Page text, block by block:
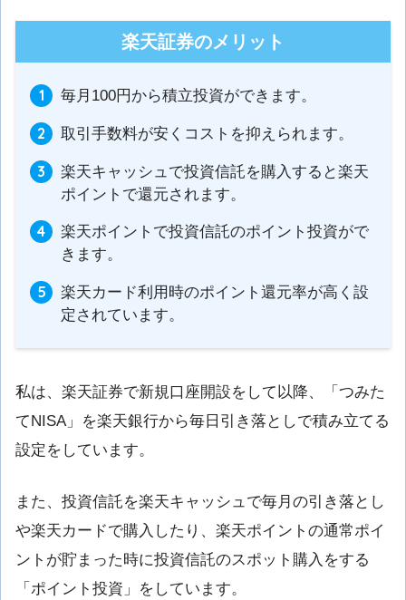
楽天証券のメリット
毎月100円から積立投資ができます。
取引手数料が安くコストを抑えられます。
楽天キャッシュで投資信託を購入すると楽天
ポイントで還元されます。
楽天ポイントで投資信託のポイント投資がで
きます。
楽天カード利用時のポイント還元率が高く設
定されています。
私は、楽天証券で新規口座開設をして以降、「つみた
てNISA」を楽天銀行から毎日引き落としで積み立てる
設定をしています。
また、投資信託を楽天キャッシュで毎月の引き落とし
や楽天カードで購入したり、楽天ポイントの通常ポイ
ントが貯まった時に投資信託のスポット購入をする
「ポイント投資」をしています。